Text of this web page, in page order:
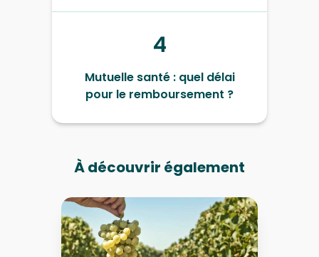
4
Mutuelle santé : quel délai
pour le remboursement ?
À découvrir également